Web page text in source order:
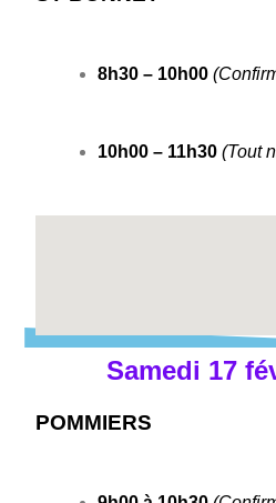
8h30 – 10h00
10h00 – 11h30(Tout
Samedi 17
POMMIERS